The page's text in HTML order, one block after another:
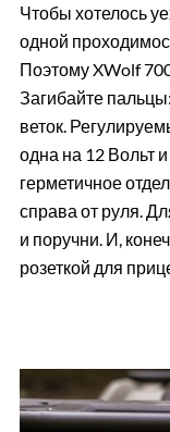
Чтобы хотелось
одной
Поэтому XWolf
Загибайте
веток.
одна на 12 Вольт
герметичное
справа от руля.
и поручни. И,
розеткой для